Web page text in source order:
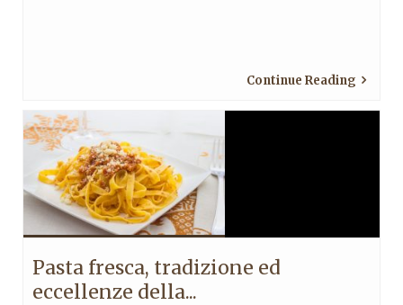
Continue Reading
Pasta fresca, tradizione ed
eccellenze della...